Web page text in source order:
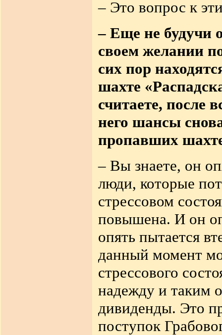
– Это вопрос к
– Еще не будучи
своем желании
сих пор
шахте
считаете, после
него шансы
пропавших
– Вы знаете, он
люди, которые
стрессовом
повышена. И он
опять пытается
данный момент
стрессового
надежду и таким
дивиденды. Это
поступок